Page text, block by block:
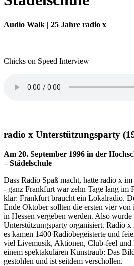
Audio Walk | 25 Jahre radio x
Chicks on Speed Interview
radio x Unterstützungsparty
Am 20. September 1996 in der
– Städelschule
Dass Radio Spaß macht, hatte radio x
- ganz Frankfurt war zehn Tage lang im
klar: Frankfurt braucht ein Lokalradio.
Ende Oktober sollten die ersten vier von
in Hessen vergeben werden. Also
Unterstützungsparty organisiert. Radio x
es kamen 1400 Radiobegeisterte und
viel Livemusik, Aktionen, Club-feel und
einem spektakulären Kunstraub: Das
gestohlen und ist seitdem verschollen.